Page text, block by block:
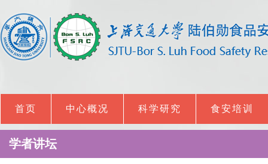
首页 中心概况 科学研究 食安培训
学者讲坛